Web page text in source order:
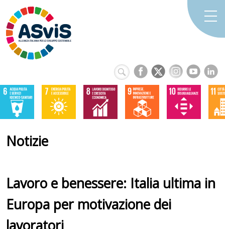
Notizie
Lavoro e benessere: Italia ultima in
Europa per motivazione dei